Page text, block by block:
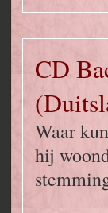
CD
Waar
hij